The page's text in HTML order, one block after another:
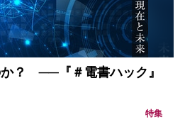
？ ──『＃電書ハック』
特集